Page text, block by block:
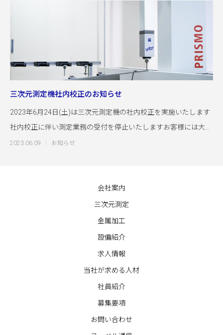
三次元測定機社内校正のお知らせ
2023年6月24日(土)は三次元測定機の社内校正を実施いたします
社内校正に伴い測定業務の受付を停止いたしますお客様には大変
ご迷惑を
2023.06.09 お知らせ
会社案内
三次元測定
金属加工
設備紹介
求人情報
当社が求める人材
社員紹介
募集要項
お問い合わせ